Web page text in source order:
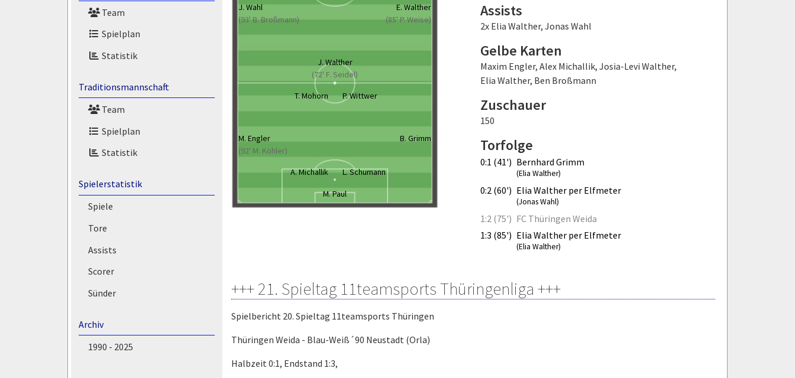
Team
Spielplan
Statistik
Traditionsmannschaft
Team
Spielplan
Statistik
Spielerstatistik
Spiele
Tore
Assists
Scorer
Sünder
Archiv
1990 - 2025
J. Wahl
(93' B. Broßmann)
E. Walther
(85' P. Weise)
J. Walther
(72' F. Seidel)
T. Mohorn
P. Wittwer
M. Engler
(92' M. Köhler)
B. Grimm
A. Michallik L. Schumann
M. Paul
Assists
2x Elia Walther, Jonas Wahl
Gelbe Karten
Maxim Engler, Alex Michallik, Josia-Levi Walther,
Elia Walther, Ben Broßmann
Zuschauer
150
Torfolge
0:1 (41') Bernhard Grimm
(Elia Walther)
0:2 (60') Elia Walther per Elfmeter
(Jonas Wahl)
1:2 (75') FC Thüringen Weida
1:3 (85') Elia Walther per Elfmeter
(Elia Walther)
+++ 21. Spieltag 11teamsports Thüringenliga +++
Spielbericht 20. Spieltag 11teamsports Thüringen
Thüringen Weida - Blau-Weiß´90 Neustadt (Orla)
Halbzeit 0:1, Endstand 1:3,